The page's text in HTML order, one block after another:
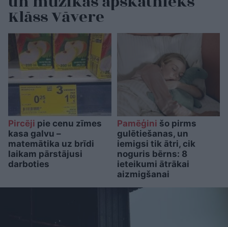
Klāss Vāvere
Pircēji pie cenu zīmes
kasa galvu –
matemātika uz brīdi
laikam pārstājusi
darboties
Pamēģini šo pirms
gulētiešanas, un
iemigsi tik ātri, cik
noguris bērns: 8
ieteikumi ātrākai
aizmigšanai